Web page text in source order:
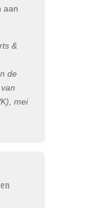
aan
&
de
mei